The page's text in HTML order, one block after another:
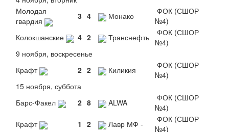
Молодая
гвардия
3 4 Монако
ФОК (СШОР
№4)
Колокшанские
4 2 Транснефть
ФОК (СШОР
№4)
9 ноября, воскресенье
Крафт
2 2 Киликия
ФОК (СШОР
№4)
15 ноября, суббота
Барс-Факел
2 8 ALWA
ФОК (СШОР
№4)
Крафт
1 2 Лавр МФ -
ФОК (СШОР
№4)